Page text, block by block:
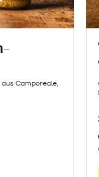
Camporeale,